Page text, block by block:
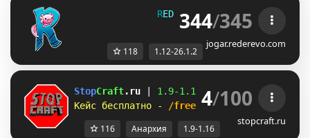
RED R EV O [1.12 -
344/345
jogar.rederevo.com
118 1.12-26.1.2
StopCraft.ru 1.9-1.16 | Справедливый
Кейс бесплатно -
/freecase | Паркур,
4/100
stopcraft.ru
116 Анархия 1.9-1.16